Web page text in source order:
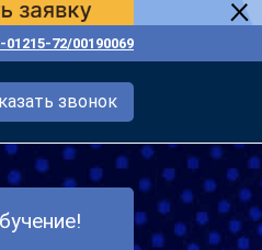
72/00190069
звонок